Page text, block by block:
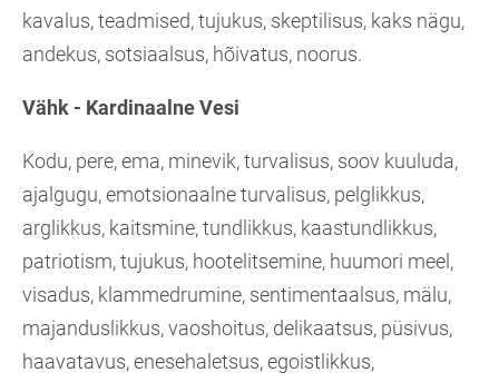
kavalus, teadmised, tujukus, skeptilisus, kaks nägu,
andekus, sotsiaalsus, hõivatus, noorus.
Vähk - Kardinaalne Vesi
Kodu, pere, ema, minevik, turvalisus, soov kuuluda,
ajalgugu, emotsionaalne turvalisus, pelglikkus,
arglikkus, kaitsmine, tundlikkus, kaastundlikkus,
patriotism, tujukus, hootelitsemine, huumori meel,
visadus, klammedrumine, sentimentaalsus, mälu,
majanduslikkus, vaoshoitus, delikaatsus, püsivus,
haavatavus, enesehaletsus, egoistlikkus,